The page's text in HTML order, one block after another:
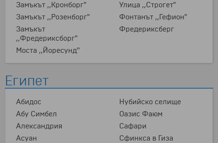
Замъкът ,,Кронборг"
Замъкът ,,Розенборг"
Замъкът
,,Фредериксборг"
Моста ,,Йоресунд''
Улица ,,Строгет"
Фонтанът ,,Гефион"
Фредериксбeрг
Египет
Абидос
Абу Симбел
Александрия
Асуан
Нубийско селище
Оазис Фаюм
Сафари
Сфинкса в Гиза